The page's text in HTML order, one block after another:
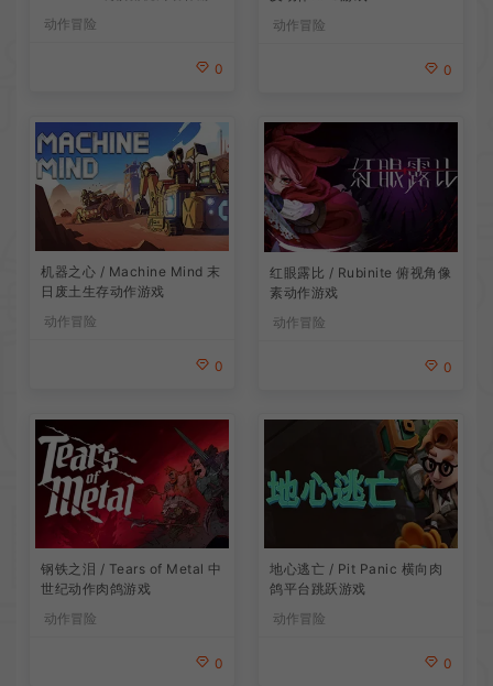
动作冒险
0
动作冒险
0
机器之心 / Machine Mind 末
日废土生存动作游戏
动作冒险
0
红眼露比 / Rubinite 俯视角像
素动作游戏
动作冒险
0
钢铁之泪 / Tears of Metal 中
世纪动作肉鸽游戏
动作冒险
0
地心逃亡 / Pit Panic 横向肉
鸽平台跳跃游戏
动作冒险
0